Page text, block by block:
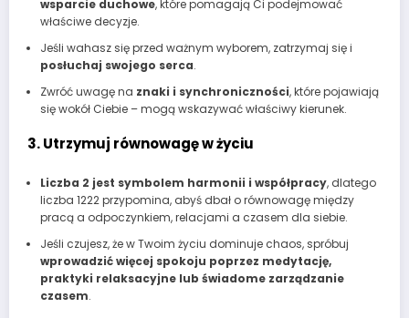
wsparcie duchowe, które pomagają Ci podejmować
właściwe decyzje.
Jeśli wahasz się przed ważnym wyborem, zatrzymaj się i
posłuchaj swojego serca.
Zwróć uwagę na znaki i synchroniczności, które pojawiają
się wokół Ciebie – mogą wskazywać właściwy kierunek.
3. Utrzymuj równowagę w życiu
Liczba 2 jest symbolem harmonii i współpracy, dlatego
liczba 1222 przypomina, abyś dbał o równowagę między
pracą a odpoczynkiem, relacjami a czasem dla siebie.
Jeśli czujesz, że w Twoim życiu dominuje chaos, spróbuj
wprowadzić więcej spokoju poprzez medytację,
praktyki relaksacyjne lub świadome zarządzanie
czasem.